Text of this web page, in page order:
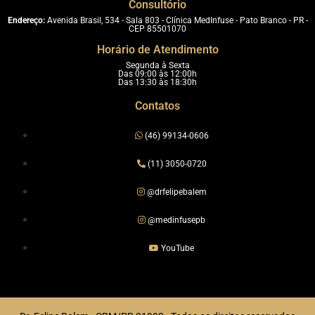
Consultório
Endereço:Avenida Brasil, 534 - Sala 803 - Clínica MedInfuse - Pato Branco - PR -
CEP 85501070
Horário de Atendimento
Segunda à Sexta
Das 09:00 às 12:00h
Das 13:30 às 18:30h
Contatos
(46) 99134-0606
(11) 3050-0720
@drfelipebalem
@medinfusepb
YouTube